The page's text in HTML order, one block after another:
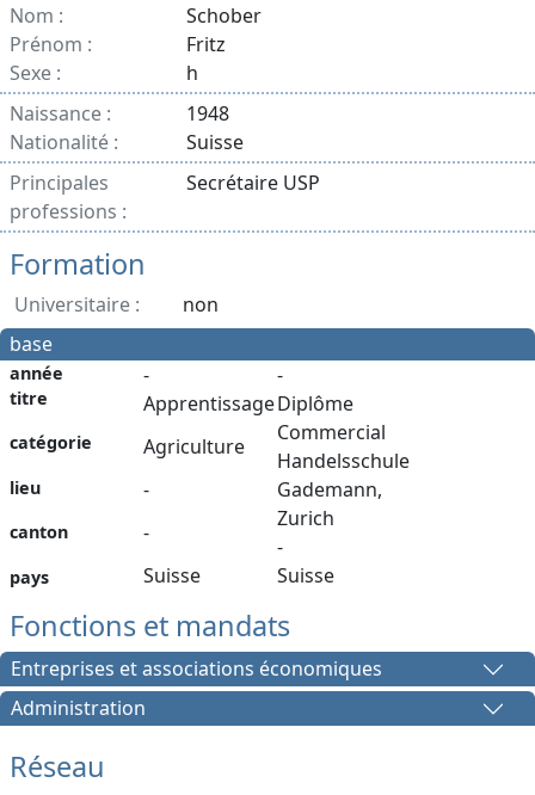
Nom :
Schober
Prénom :
Fritz
Sexe :
h
Naissance :
1948
Nationalité :
Suisse
Principales
professions :
Secrétaire USP
Formation
Universitaire :
non
base
année
titre
catégorie
lieu
canton
pays
-
Apprentissage
Agriculture
-
-
Suisse
-
Diplôme
Commercial
Handelsschule
Gademann,
Zurich
-
Suisse
Fonctions et mandats
Entreprises et associations économiques
Administration
Réseau